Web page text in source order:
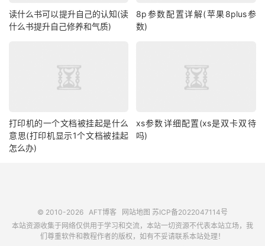
读什么书可以提升自己的认知(读
什么书提升自己修养和气质)
8p参数配置详解(苹果8plus参
数)
打印机的一个文档被挂起是什么
意思(打印机显示1个文档被挂起
怎么办)
xs参数详细配置(xs是双卡双待
吗)
© 2010-2026 AFT博客 网站地图 苏ICP备2022047114号
本站资源收集于网络仅供用于学习和交流，本站一切资源不代表本站立场，我
们尊重软件和教程作者的版权，如有不妥请联系本站处理！